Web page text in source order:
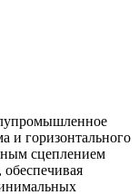
и горизонтального
сцеплением